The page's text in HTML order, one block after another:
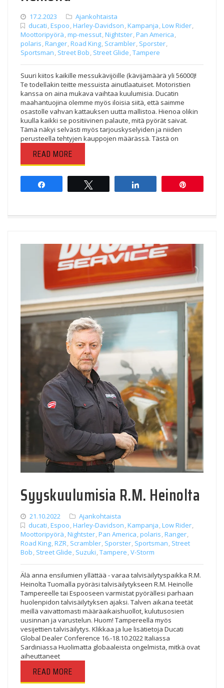
17.2.2023
Ajankohtaista
ducati,Espoo,Harley-Davidson,Kampanja,Low Rider,
Moottoripyörä,mp-messut,Nightster,Pan America,
polaris,Ranger,Road King, Scrambler, Sporster,
Sportsman, Street Bob, Street Glide,Tampere
Suuri kiitos kaikille messukävijöille (kävijämäärä yli 56000)!
Te todellakin teitte messuista ainutlaatuiset. Motoristien
kanssa on aina mukava vaihtaa kuulumisia. Ducatin
maahantuojina olemme myös iloisia siitä, että saimme
osastolle vahvan kattauksen uutta mallistoa. Hienoa olikin
kuulla kaikki se positiivinen palaute, mitä pyörät saivat.
Tämä näkyi selvästi myös tarjouskyselyiden ja niiden
perusteella tehtyjen kauppojen määrässä. Tästä on
READ MORE
Syyskuulumisia R.M. Heinolta
21.10.2022
Ajankohtaista
ducati Espoo Harley-Davidson Kampanja Low Rider
Moottoripyörä Nightster Pan America polaris Ranger
Road King RZR Scrambler Sporster Sportsman Street
Bob Street Glide Suzuki Tampere V-Storm
Älä anna ensilumien yllättää - varaa talvisäilytyspaikka R.M.
Heinolta Tuomalla pyöräsi talvisäilytykseen R.M. Heinolle
Tampereelle tai Espooseen varmistat pyörällesi parhaan
huolenpidon talvisäilytyksen ajaksi. Talven aikana teetät
meillä vaivattomasti määräaikaishuollot, kulutusosien
uusinnan ja varustelun. Huom! Tampereella myös
vesijettien talvisäilytys. Klikkaa ja lue lisätietoja Ducati
Global Dealer Conference 16.-18.10.2022 Italiassa
Sardiniassa Huolimatta globaaleista ongelmista, mitkä ovat
aiheuttaneet
READ MORE